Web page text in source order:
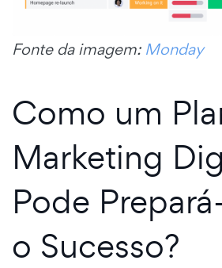
Fonte da imagem: Monday
Como um
Marketing
Pode
o Sucesso?